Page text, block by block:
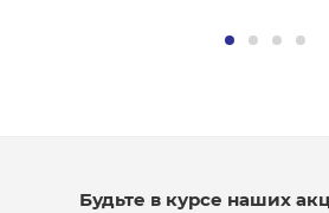
Будьте в курсе наших